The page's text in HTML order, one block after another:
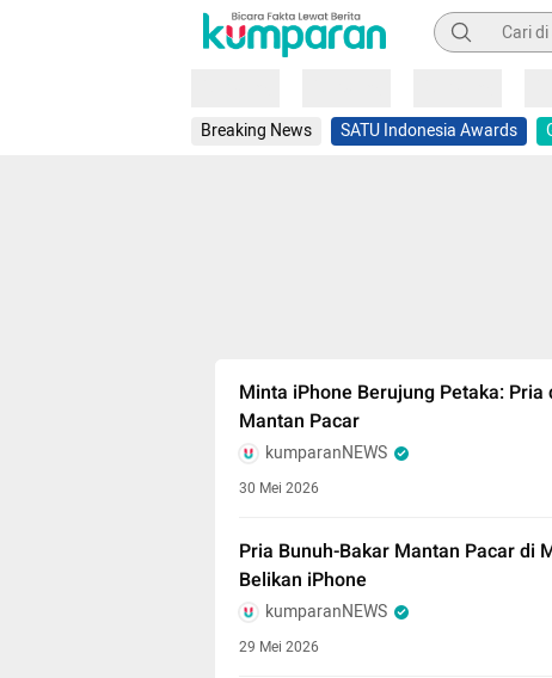
Pencarian
Breaking News SATU Indonesia Awards
Minta iPhone Berujung Petaka:
Mantan Pacar
kumparanNEWS
30 Mei 2026
Pria Bunuh-Bakar Mantan Pacar di
Belikan iPhone
kumparanNEWS
29 Mei 2026